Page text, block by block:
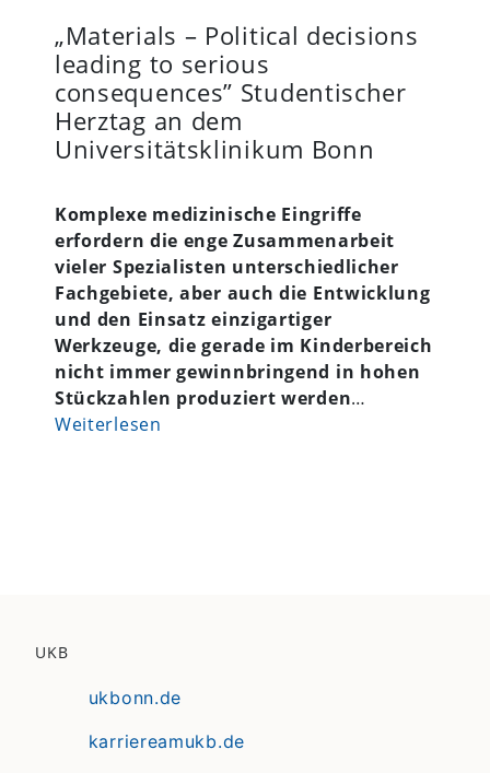
„Materials – Political decisions
leading to serious
consequences” Studentischer
Herztag an dem
Universitätsklinikum Bonn
Komplexe medizinische Eingriffe
erfordern die enge Zusammenarbeit
vieler Spezialisten unterschiedlicher
Fachgebiete, aber auch die Entwicklung
und den Einsatz einzigartiger
Werkzeuge, die gerade im Kinderbereich
nicht immer gewinnbringend in hohen
Stückzahlen produziert werden…
Weiterlesen
UKB
ukbonn.de
karriereamukb.de